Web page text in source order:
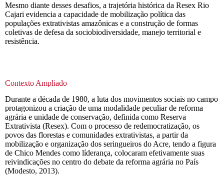
Mesmo diante desses desafios, a trajetória histórica da Resex Rio
Cajari evidencia a capacidade de mobilização política das
populações extrativistas amazônicas e a construção de formas
coletivas de defesa da sociobiodiversidade, manejo territorial e
resistência.
Contexto Ampliado
Durante a década de 1980, a luta dos movimentos sociais no campo
protagonizou a criação de uma modalidade peculiar de reforma
agrária e unidade de conservação, definida como Reserva
Extrativista (Resex). Com o processo de redemocratização, os
povos das florestas e comunidades extrativistas, a partir da
mobilização e organização dos seringueiros do Acre, tendo a figura
de Chico Mendes como líderança, colocaram efetivamente suas
reivindicações no centro do debate da reforma agrária no País
(Modesto, 2013).